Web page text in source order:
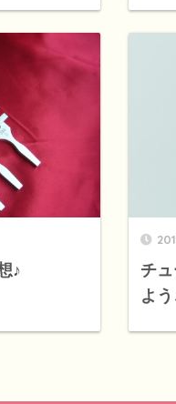
♪
チ
よ